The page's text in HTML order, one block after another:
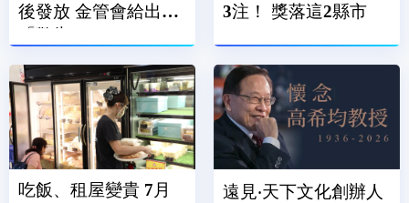
後發放 金管會給出
「警告」
3注！ 獎落這2縣市
吃飯、租屋變貴 7月
遠見‧天下文化創辦人